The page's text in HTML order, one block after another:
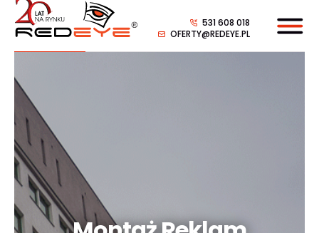
531 608 018
OFERTY@REDEYE.PL